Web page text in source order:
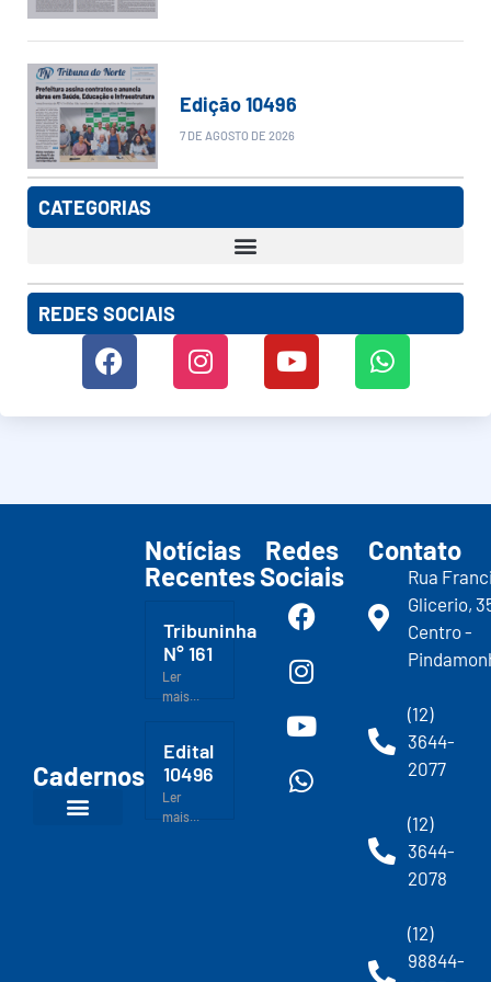
Edição 10496
7 DE AGOSTO DE 2026
CATEGORIAS
REDES SOCIAIS
Cadernos
Notícias
Recentes
Tribuninha
N° 161
Ler
mais...
Edital
10496
Ler
mais...
Redes
Sociais
Contato
Rua
Glicerio,
Centro -
(12)
3644-
2077
(12)
3644-
2078
(12)
98844-